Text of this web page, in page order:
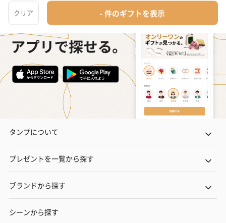
タンプについて
プレゼントを一覧から探す
ブランドから探す
シーンから探す